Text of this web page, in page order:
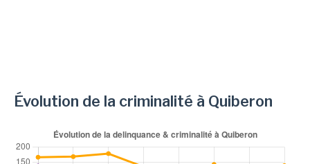
Évolution de la criminalité à Quiberon